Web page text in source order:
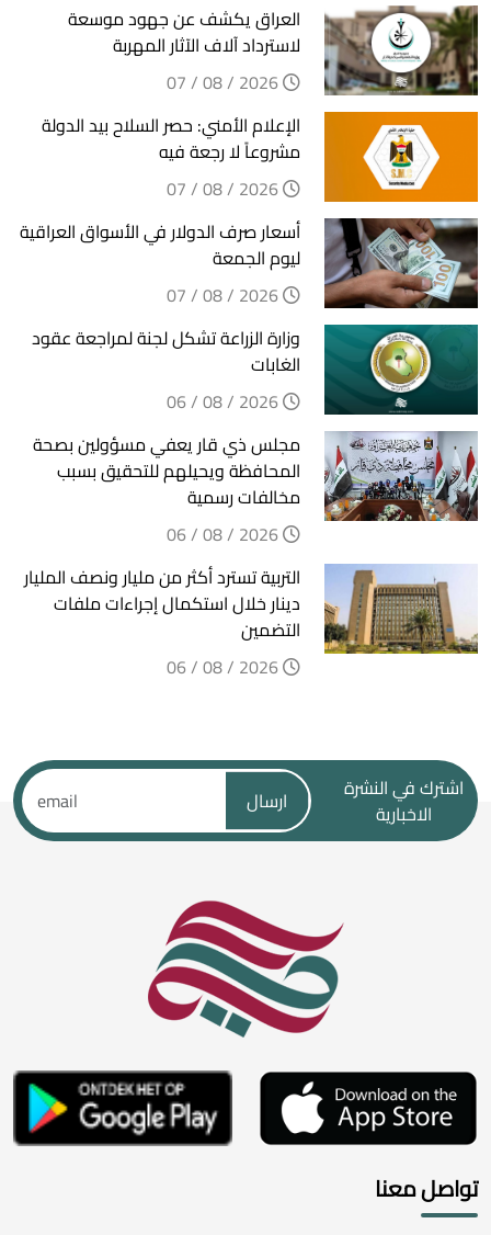
العراق يكشف عن جهود موسعة
لاسترداد آلاف الآثار المهربة
الإعلام الأمني: حصر السلاح بيد الدولة
مشروعاً لا رجعة فيه
أسعار صرف الدولار في الأسواق العراقية
ليوم الجمعة
وزارة الزراعة تشكل لجنة لمراجعة عقود
الغابات
مجلس ذي قار يعفي مسؤولين بصحة
المحافظة ويحيلهم للتحقيق بسبب
مخالفات رسمية
التربية تسترد أكثر من مليار ونصف المليار
دينار خلال استكمال إجراءات ملفات
التضمين
اشترك في النشرة
الاخبارية
ارسال
تواصل معنا